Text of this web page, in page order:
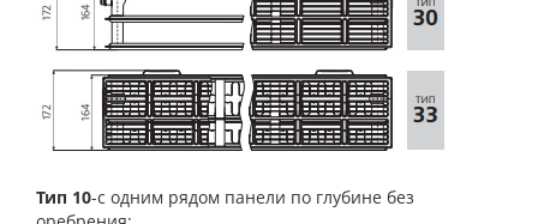
Тип 10-с одним рядом панели по глубине без